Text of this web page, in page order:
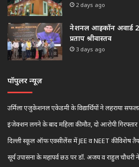
2 days ago
नेशनल आइकॉन अवार्ड
प्रताप श्रीवास्तव
3 days ago
पॉपुलर न्यूज़
उर्मिला एजुकेशनल एकेडमी के विद्यार्थियों ने लहराया
इंजेक्शन लगने के बाद महिला की मौत, दो आरोपी गिरफ्तार
दिल्ली स्कूल ऑफ एक्सीलेंस में JEE व NEET की विशेष
सूर्य उपासना के महापर्व छठ पर डॉ. अजय व राहुल चौधरी